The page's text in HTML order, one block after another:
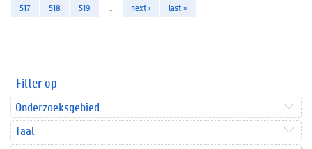
517
518 519 next › last »
Filter op
Onderzoeksgebied
Taal